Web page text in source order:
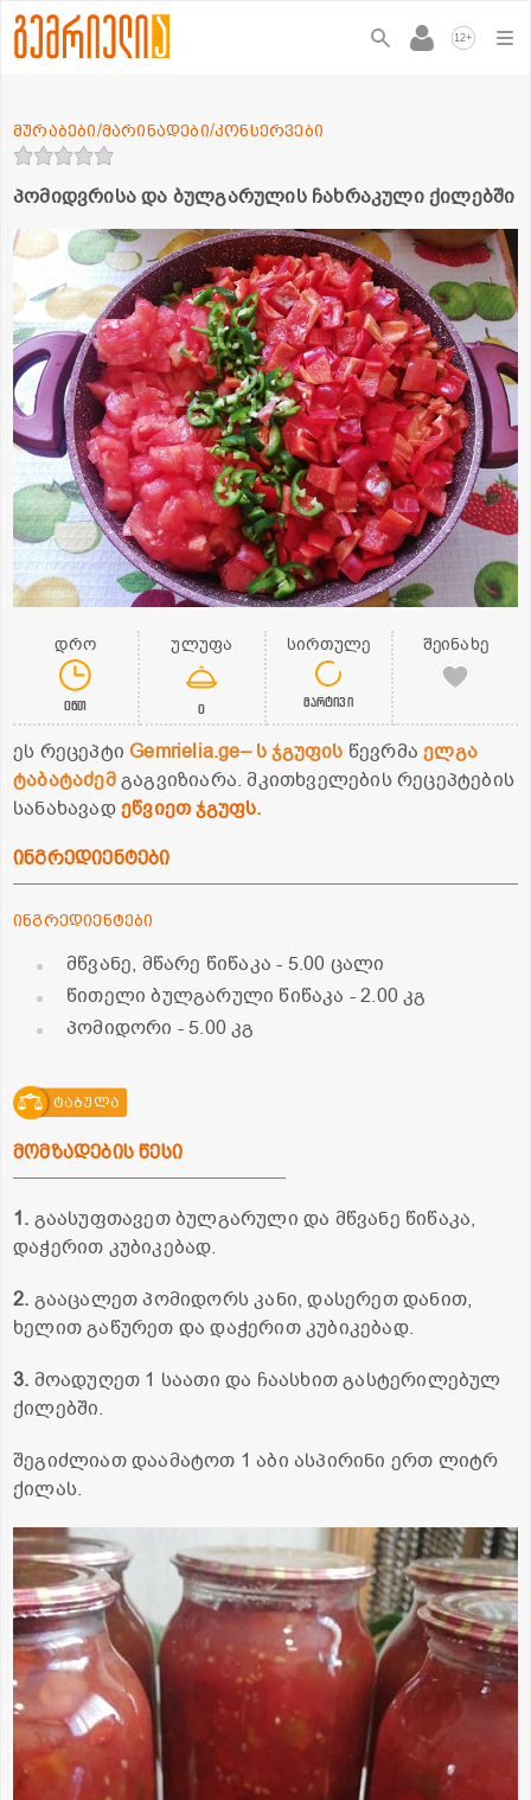
12+
პომიდვრისა და ბულგარულის ჩახრაკული ქილებში
მურაბები/მარინადები/კონსერვები
დრო
0წთ
ულუფა
0
სირთულე
მარტივი
შეინახე
ეს რეცეპტიGemrielia.ge– ს ჯგუფის წევრმაელგა
ტაბატაძემგაგვიზიარა. მკითხველების რეცეპტების
სანახავადეწვიეთ ჯგუფს.
ინგრედიენტები
ინგრედიენტები
მწვანე, მწარე წიწაკა- 5.00 ცალი
წითელი ბულგარული წიწაკა - 2.00 კგ
პომიდორი - 5.00 კგ
ტაბულა
მომზადების წესი
1. გაასუფთავეთ ბულგარული და მწვანე წიწაკა,
დაჭერით კუბიკებად.
2. გააცალეთ პომიდორს კანი, დასერეთ დანით,
ხელით გაწურეთ და დაჭერით კუბიკებად.
3. მოადუღეთ 1 საათი და ჩაასხით გასტერილებულ
ქილებში.
შეგიძლიათ დაამატოთ 1 აბი ასპირინი ერთ ლიტრ
ქილას.